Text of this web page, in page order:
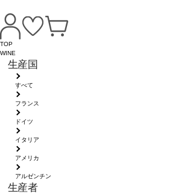
TOP
WINE
生産国
すべて
フランス
ドイツ
イタリア
アメリカ
アルゼンチン
生産者